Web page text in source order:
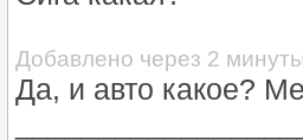
Добавлено через 2
Да, и авто какое?